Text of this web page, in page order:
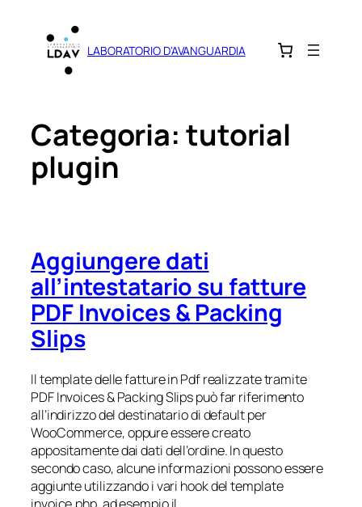
contenuto
LABORATORIO D'AVANGUARDIA
Categoria: tutorial
plugin
Aggiungere dati
all’intestatario su fatture
PDF Invoices & Packing
Slips
Il template delle fatture in Pdf realizzate tramite
PDF Invoices & Packing Slips può far riferimento
all’indirizzo del destinatario di default per
WooCommerce, oppure essere creato
appositamente dai dati dell’ordine. In questo
secondo caso, alcune informazioni possono essere
aggiunte utilizzando i vari hook del template